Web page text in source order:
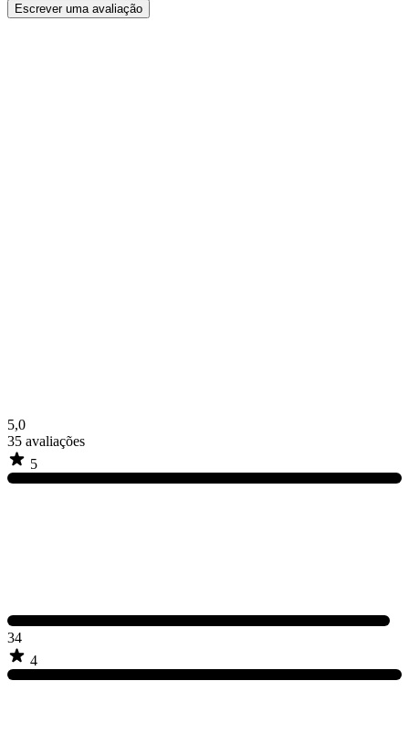
Escrever uma avaliação
5,0
35 avaliações
5
34
4